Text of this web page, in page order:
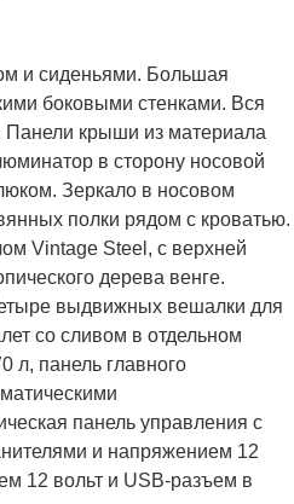
и сиденьями. Большая
боковыми стенками. Вся
Панели крыши из материала
в сторону носовой
Зеркало в носовом
полки рядом с кроватью.
Vintage Steel, с верхней
дерева венге.
выдвижных вешалки для
со сливом в отдельном
л, панель главного
панель управления с
и напряжением 12
12 вольт и USB-разъем в